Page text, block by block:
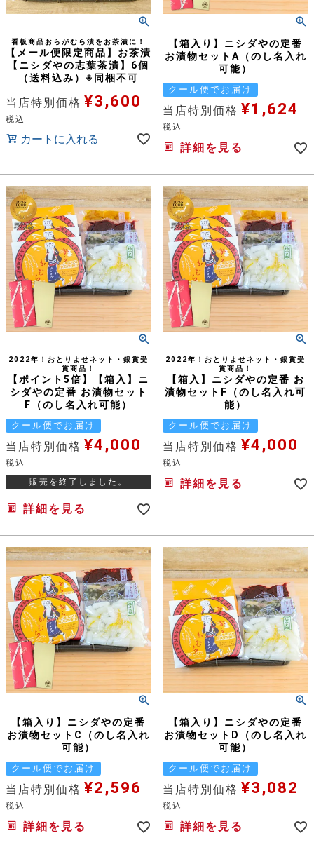
看板商品おらがむら漬をお茶漬に！
【メール便限定商品】お茶漬
【ニシダやの志葉茶漬】6個
（送料込み）※同梱不可
当店特別価格 ¥3,600
税込
カートに入れる
【箱入り】ニシダやの定番
お漬物セットA（のし名入れ
可能）
クール便でお届け
当店特別価格 ¥1,624
税込
詳細を見る
2022年！おとりよせネット・銀賞受
賞商品！
【ポイント5倍】【箱入】ニ
シダやの定番 お漬物セット
F（のし名入れ可能）
クール便でお届け
当店特別価格 ¥4,000
税込
販売を終了しました。
詳細を見る
2022年！おとりよせネット・銀賞受
賞商品！
【箱入】ニシダやの定番 お
漬物セットF（のし名入れ可
能）
クール便でお届け
当店特別価格 ¥4,000
税込
詳細を見る
【箱入り】ニシダやの定番
お漬物セットC（のし名入れ
可能）
クール便でお届け
当店特別価格 ¥2,596
税込
詳細を見る
【箱入り】ニシダやの定番
お漬物セットD（のし名入れ
可能）
クール便でお届け
当店特別価格 ¥3,082
税込
詳細を見る